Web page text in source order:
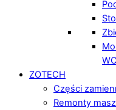
ZOTECH
Części
Remonty